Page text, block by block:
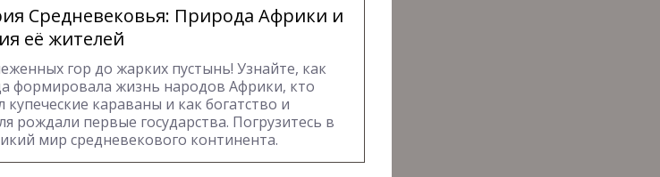
Средневековья: Природа Африки и
её жителей
гор до жарких пустынь! Узнайте, как
формировала жизнь народов Африки, кто
купеческие караваны и как богатство и
рождали первые государства. Погрузитесь в
мир средневекового континента.